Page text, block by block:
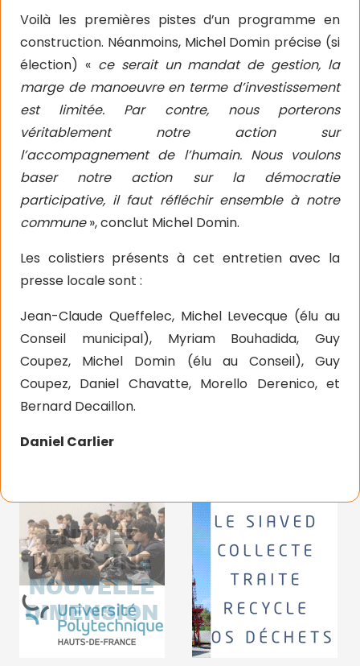
Voilà les premières pistes d’un programme en
construction. Néanmoins, Michel Domin précise (si
élection) «ce serait un mandat de gestion, la
marge de manoeuvre en terme d’investissement
est limitée. Par contre, nous porterons
véritablement notre action sur
l’accompagnement de l’humain. Nous voulons
baser notre action sur la démocratie
participative, il faut réfléchir ensemble à notre
commune», conclut Michel Domin.
Les colistiers présents à cet entretien avec la
presse locale sont :
Jean-Claude Queffelec, Michel Levecque (élu au
Conseil municipal), Myriam Bouhadida, Guy
Coupez, Michel Domin (élu au Conseil), Guy
Coupez, Daniel Chavatte, Morello Derenico, et
Bernard Decaillon.
Daniel Carlier